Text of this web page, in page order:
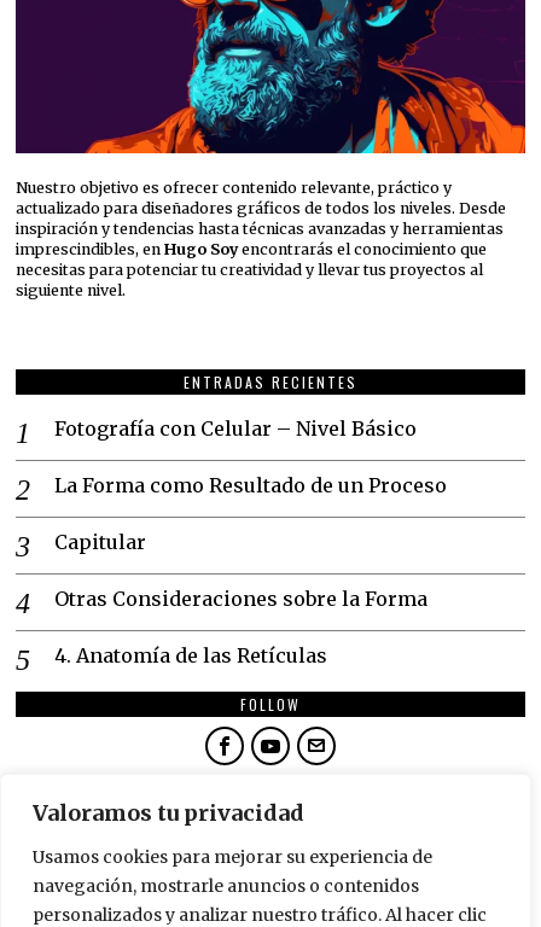
Valoramos tu privacidad
Usamos cookies para mejorar su experiencia de
navegación, mostrarle anuncios o contenidos
personalizados y analizar nuestro tráfico. Al hacer clic
Nuestro objetivo es ofrecer contenido relevante, práctico y
actualizado para diseñadores gráficos de todos los niveles. Desde
inspiración y tendencias hasta técnicas avanzadas y herramientas
imprescindibles, enHugo Soyencontrarás el conocimiento que
necesitas para potenciar tu creatividad y llevar tus proyectos al
siguiente nivel.
ENTRADAS RECIENTES
Fotografía con Celular – Nivel Básico
La Forma como Resultado de un Proceso
Capitular
Otras Consideraciones sobre la Forma
4. Anatomía de las Retículas
FOLLOW
NEWSLETTER